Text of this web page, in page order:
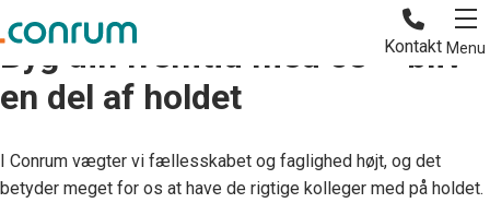
Kontakt Menu
Byg din fremtid med os – bliv
en del af holdet
I Conrum vægter vi fællesskabet og faglighed højt, og det
betyder meget for os at have de rigtige kolleger med på holdet.